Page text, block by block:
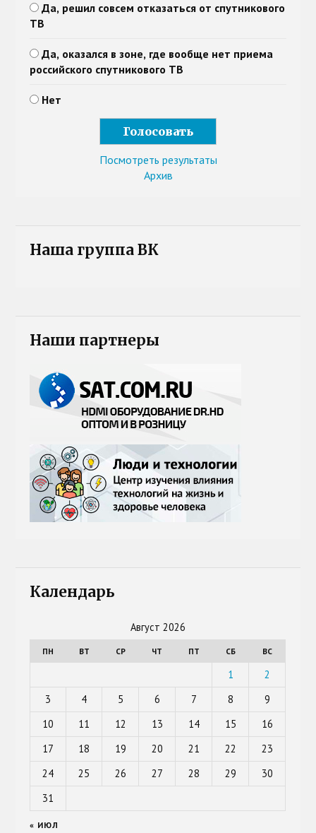
Да, решил совсем отказаться от спутникового
ТВ
Да, оказался в зоне, где вообще нет приема
российского спутникового ТВ
Нет
Посмотреть результаты
Архив
Наша группа ВК
Наши партнеры
Календарь
Август 2026
ПН ВТ СР ЧТ ПТ СБ ВС
1
2
3
4 5 6 7 8
9
10
11 12 13 14 15
16
17
18 19 20 21 22
23
24
25 26 27 28 29
30
31
« ИЮЛ